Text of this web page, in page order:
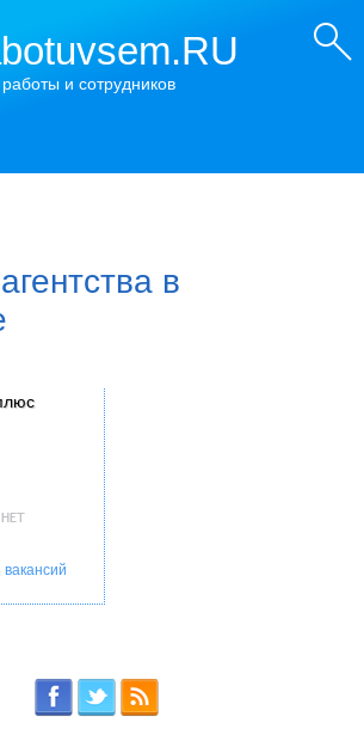
и сотрудников
в